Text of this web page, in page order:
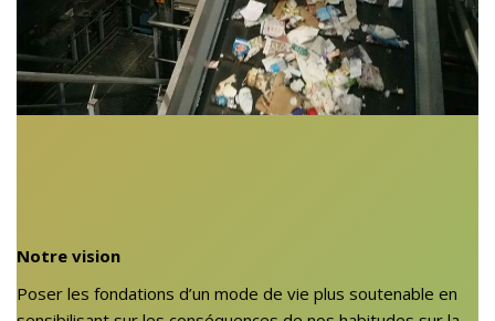
Notre vision
Poser les fondations d’un mode de vie plus soutenable en